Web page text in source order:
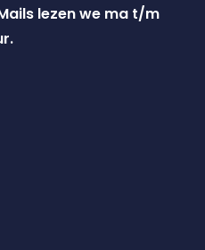
lezen we ma t/m